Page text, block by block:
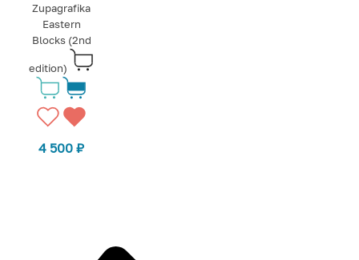
Zupagrafika
Eastern
Blocks (2nd
edition)
4 500₽